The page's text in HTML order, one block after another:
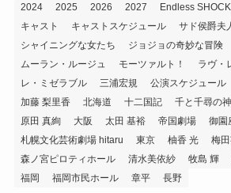
2024 2025 2026 2027 Endless SHOCK
キャスト
キャストスケジュール
サド侯爵夫
シャイニングな女たち
ジョジョの奇妙な冒険
ムーラン・ルージュ
モーツァルト！
ラヴ・
レ・ミゼラブル
三浦宏規 公演スケジュール
加藤 梨里香
北海道 十二国記 千と千尋の
原田 真絢
大阪 太田 基裕 帝国劇場 御園
札幌文化芸術劇場 hitaru
東京 柚香 光
梅
森ノ宮ピロティホール
清水美依紗 牧島 輝
福岡
福岡市民ホール 章平 長野